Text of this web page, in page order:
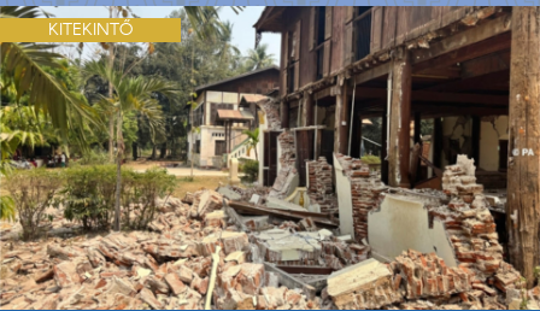
KITEKINTŐ